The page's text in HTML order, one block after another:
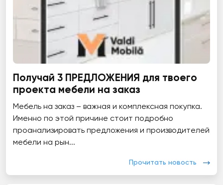
Получай 3 ПРЕДЛОЖЕНИЯ для твоего
проекта мебели на заказ
Мебель на заказ – важная и комплексная покупка.
Именно по этой причине стоит подробно
проанализировать предложения и производителей
мебели на рын...
Прочитать новость